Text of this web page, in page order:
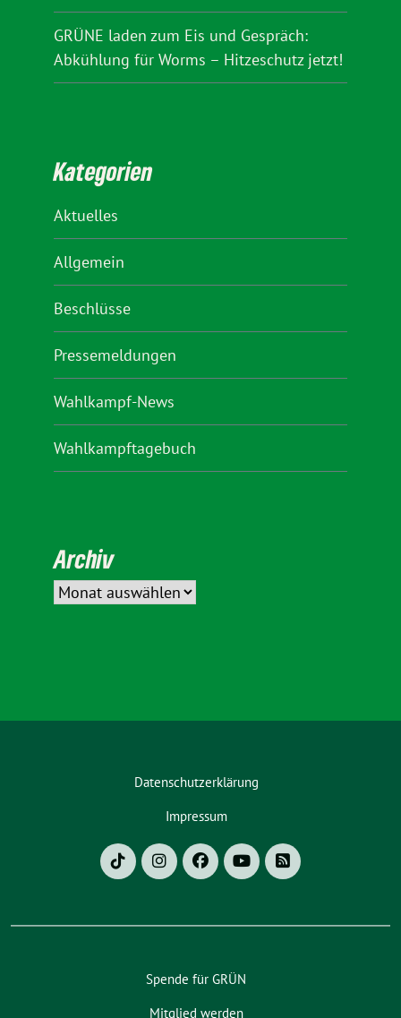
GRÜNE laden zum Eis und Gespräch:
Abkühlung für Worms – Hitzeschutz jetzt!
Kategorien
Aktuelles
Allgemein
Beschlüsse
Pressemeldungen
Wahlkampf-News
Wahlkampftagebuch
Archiv
Datenschutzerklärung
Impressum
Spende für GRÜN
Mitglied werden